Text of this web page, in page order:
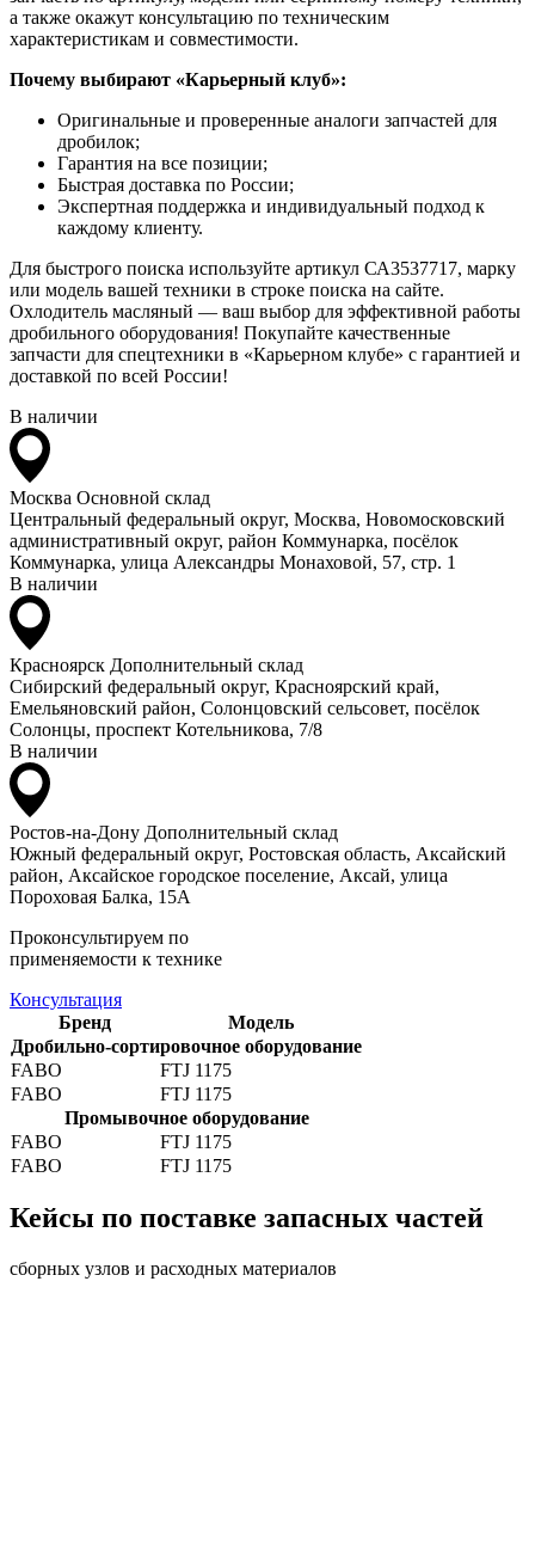
а также окажут консультацию по техническим
характеристикам и совместимости.
Почему выбирают «Карьерный клуб»:
Оригинальные и проверенные аналоги запчастей для
дробилок;
Гарантия на все позиции;
Быстрая доставка по России;
Экспертная поддержка и индивидуальный подход к
каждому клиенту.
Для быстрого поиска используйте артикул СА3537717, марку
или модель вашей техники в строке поиска на сайте.
Охлодитель масляный — ваш выбор для эффективной работы
дробильного оборудования! Покупайте качественные
запчасти для спецтехники в «Карьерном клубе» с гарантией и
доставкой по всей России!
В наличии
Москва Основной склад
Центральный федеральный округ, Москва, Новомосковский
административный округ, район Коммунарка, посёлок
Коммунарка, улица Александры Монаховой, 57, стр. 1
В наличии
Красноярск Дополнительный склад
Сибирский федеральный округ, Красноярский край,
Емельяновский район, Солонцовский сельсовет, посёлок
Солонцы, проспект Котельникова, 7/8
В наличии
Ростов-на-Дону Дополнительный склад
Южный федеральный округ, Ростовская область, Аксайский
район, Аксайское городское поселение, Аксай, улица
Пороховая Балка, 15А
Проконсультируем по
применяемости к технике
Консультация
Бренд
Модель
Дробильно-сортировочное оборудование
FABO
FTJ 1175
FABO
FTJ 1175
Промывочное оборудование
FABO
FTJ 1175
FABO
FTJ 1175
Кейсы по поставке запасных частей
сборных узлов и расходных материалов